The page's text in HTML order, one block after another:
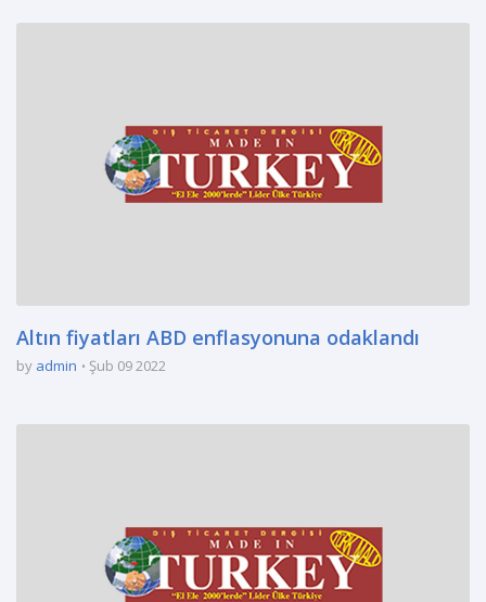
Altın fiyatları ABD enflasyonuna odaklandı
by admin Şub 09 2022